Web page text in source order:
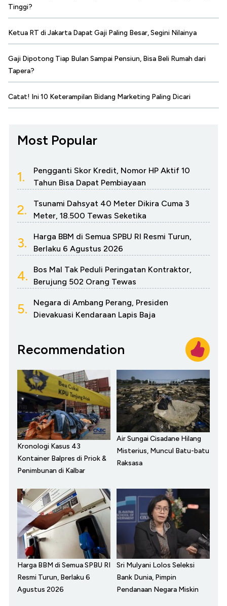
Tinggi?
Ketua RT di Jakarta Dapat Gaji Paling Besar, Segini Nilainya
Gaji Dipotong Tiap Bulan Sampai Pensiun, Bisa Beli Rumah dari
Tapera?
Catat! Ini 10 Keterampilan Bidang Marketing Paling Dicari
Most Popular
1.
Pengganti Skor Kredit, Nomor HP Aktif 10
Tahun Bisa Dapat Pembiayaan
2.
Tsunami Dahsyat 40 Meter Dikira Cuma 3
Meter, 18.500 Tewas Seketika
3.
Harga BBM di Semua SPBU RI Resmi Turun,
Berlaku 6 Agustus 2026
4.
Bos Mal Tak Peduli Peringatan Kontraktor,
Berujung 502 Orang Tewas
5.
Negara di Ambang Perang, Presiden
Dievakuasi Kendaraan Lapis Baja
Recommendation
Kronologi Kasus 43
Kontainer Balpres di Priok &
Penimbunan di Kalbar
Air Sungai Cisadane Hilang
Misterius, Muncul Batu-batu
Raksasa
Harga BBM di Semua SPBU RI
Resmi Turun, Berlaku 6
Agustus 2026
Sri Mulyani Lolos Seleksi
Bank Dunia, Pimpin
Pendanaan Negara Miskin